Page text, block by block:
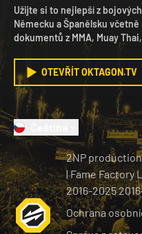
Užijte si to nejlepší z
Německu a Španělsku
dokumentů z MMA, Muay
OTEVŘÍT OKTAGON.TV
2NP
| Fame Factory
2016-2025
Ochrana